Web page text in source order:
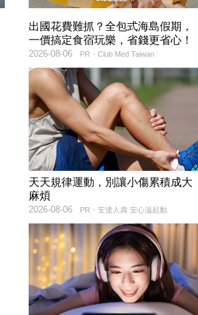
出國花費難抓？全包式海島假期，
一價搞定食宿玩樂，省錢更省心！
PR・Club Med Taiwan
2026-08-06
天天規律運動，別讓小傷累積成大
麻煩
PR・安達人壽 安心溢起動
2026-08-06